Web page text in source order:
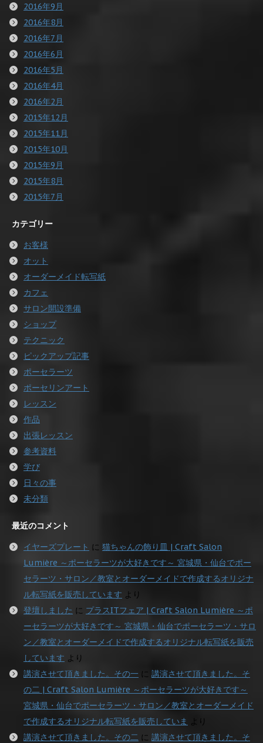
2016年9月
2016年8月
2016年7月
2016年6月
2016年5月
2016年4月
2016年2月
2015年12月
2015年11月
2015年10月
2015年9月
2015年8月
2015年7月
カテゴリー
お客様
オット
オーダーメイド転写紙
カフェ
サロン開設準備
ショップ
テクニック
ピックアップ記事
ポーセラーツ
ポーセリンアート
レッスン
作品
出張レッスン
参考資料
学び
日々の事
未分類
最近のコメント
イヤーズプレート に 猫ちゃんの飾り皿 | Craft Salon
Lumière ～ポーセラーツが大好きです～ 宮城県・仙台でポー
セラーツ・サロン／教室とオーダーメイドで作成するオリジナ
ル転写紙を販売しています より
登壇しました に プラスITフェア | Craft Salon Lumière ～ポ
ーセラーツが大好きです～ 宮城県・仙台でポーセラーツ・サロ
ン／教室とオーダーメイドで作成するオリジナル転写紙を販売
しています より
講演させて頂きました。その一 に 講演させて頂きました。そ
の二 | Craft Salon Lumière ～ポーセラーツが大好きです～
宮城県・仙台でポーセラーツ・サロン／教室とオーダーメイド
で作成するオリジナル転写紙を販売していま
より
講演させて頂きました。その二 に 講演させて頂きました。そ